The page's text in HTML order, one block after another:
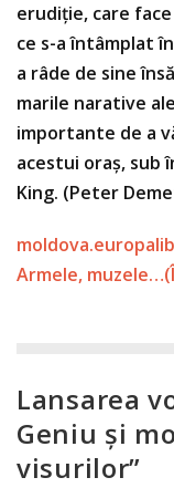
erudiție, care
ce s-a întâmplat
a râde de sine
marile narative
importante de a
acestui oraș, sub
King. (Peter
Armele,
Lansarea
Geniu și
visurilor”